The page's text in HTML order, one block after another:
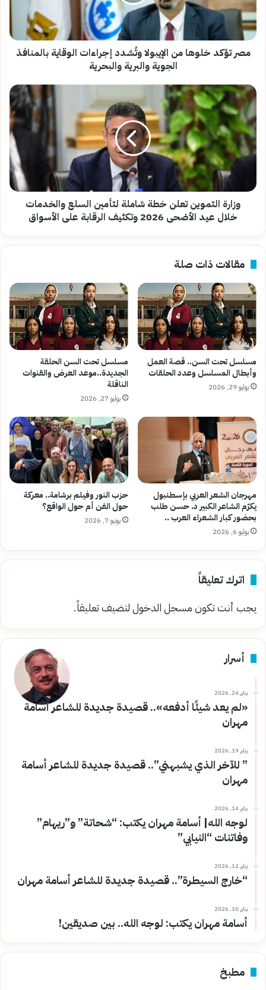
إجراءات
الوقاية
بالمنافذ
الجوية
والبرية
مصر تؤكد خلوها من الإيبولا وتُشدد إجراءات الوقاية بالمنافذ
الجوية والبرية والبحرية
وزارة
التموين
تعلن
خطة
شاملة
لتأمين
السلع
والخدمات
خلال
الأضحى
وتكثيف
على
وزارة التموين تعلن خطة شاملة لتأمين السلع والخدمات
خلال عيد الأضحى 2026 وتكثيف الرقابة على الأسواق
مقالات ذات صلة
مسلسل تحت السن.. قصة العمل
وأبطال المسلسل وعدد الحلقات
يوليو 29, 2026
مسلسل تحت السن الحلقة
الجديدة..موعد العرض والقنوات
الناقلة
يوليو 27, 2026
مهرجان الشعر العربي بإسطنبول
يكرّم الشاعر الكبير د. حسن طلب
بحضور كبار الشعراء العرب ..
يوليو 6, 2026
حزب النور وفيلم برشامة.. معركة
حول الفن أم حول الواقع؟
يونيو 7, 2026
اترك تعليقاً
يجب أنت تكونمسجل الدخوللتضيف تعليقاً.
أسرار
يناير 24, 2026
«لم يعد شيئًا أدفعه».. قصيدة جديدة للشاعر أسامة
مهران
يناير 19, 2026
” للآخر الذي يشبهني”.. قصيدة جديدة للشاعر أسامة
مهران
يناير 14, 2026
لوجه الله| أسامة مهران يكتب: “شحاتة” و”ريهام”
وفاتنات “النيابي”
يناير 12, 2026
“خارج السيطرة”.. قصيدة جديدة للشاعر أسامة مهران
يناير 10, 2026
أسامة مهران يكتب: لوجه الله.. بين صديقين!
مطبخ